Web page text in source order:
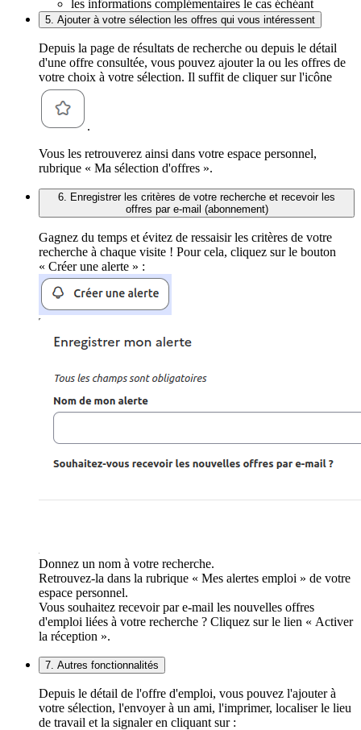
les informations complémentaires le cas échéant
5. Ajouter à votre sélection les offres qui vous intéressent
Depuis la page de résultats de recherche ou depuis le détail
d'une offre consultée, vous pouvez ajouter la ou les offres de
votre choix à votre sélection. Il suffit de cliquer sur l'icône
.
Vous les retrouverez ainsi dans votre espace personnel,
rubrique « Ma sélection d'offres ».
6. Enregistrer les critères de votre recherche et recevoir les
offres par e-mail (abonnement)
Gagnez du temps et évitez de ressaisir les critères de votre
recherche à chaque visite ! Pour cela, cliquez sur le bouton
« Créer une alerte » :
Donnez un nom à votre recherche.
Retrouvez-la dans la rubrique « Mes alertes emploi » de votre
espace personnel.
Vous souhaitez recevoir par e-mail les nouvelles offres
d'emploi liées à votre recherche ? Cliquez sur le lien « Activer
la réception ».
7. Autres fonctionnalités
Depuis le détail de l'offre d'emploi, vous pouvez l'ajouter à
votre sélection, l'envoyer à un ami, l'imprimer, localiser le lieu
de travail et la signaler en cliquant sur :